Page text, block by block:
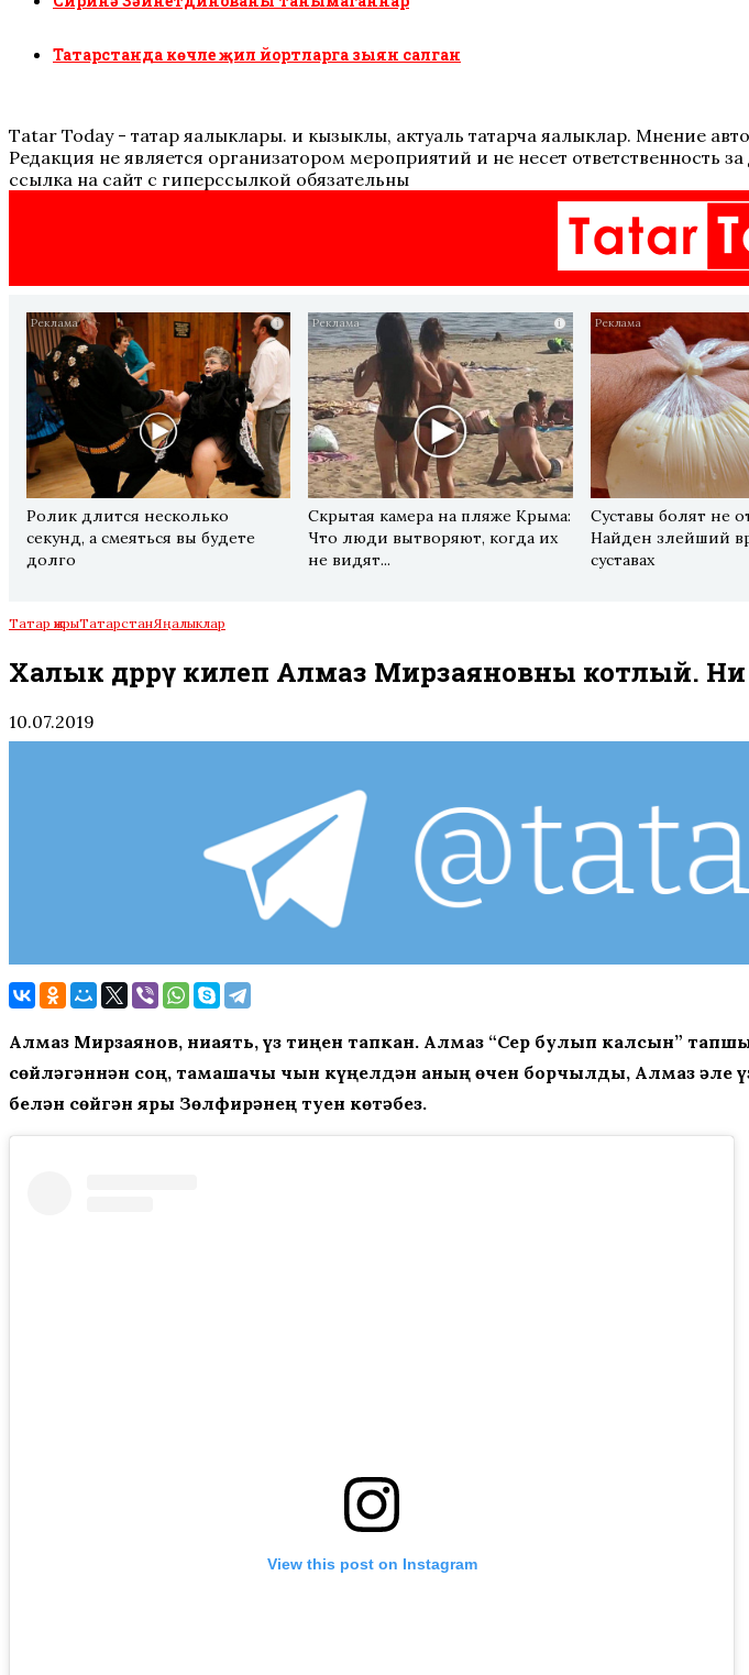
Татарстанда көчле җил йортларга зыян салган
Tatar Today - татар яңалыклары. иң кызыклы, актуаль татарча яңалыклар. Мнение
Редакция не является организатором мероприятий и не несет
ссылка на сайт с гиперссылкой обязательны
i
Ролик длится несколько
секунд, а смеяться вы будете
долго
i
Скрытая камера на пляже Крыма:
Что люди вытворяют, когда их
не видят...
Суставы болят не
Найден злейший
суставах
Татар җырыТатарстанЯңалыклар
Халык дәррәү килеп Алмаз Мирзаяновны котлый. Ни
10.07.2019
Алмаз Мирзаянов, ниһаять, үз тиңен тапкан. Алмаз “Сер булып калсын”
сөйләгәннән соң, тамашачы чын күңелдән аның өчен борчылды, Алмаз әле
белән сөйгән яры Зөлфирәнең туен көтәбез.
View this post on Instagram